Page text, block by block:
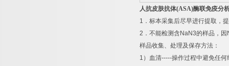
人抗皮肤抗体(ASA)酶联免疫分
1 ．标本采集后尽早进行提取，
2 ．不能检测含 NaN3的样品，因
样品收集、处理及保存方法：
1 ）血清-----操作过程中避免任